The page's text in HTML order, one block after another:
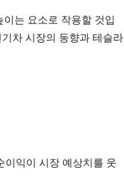
는 요소로 작용할 것입
차 시장의 동향과 테슬라
익이 시장 예상치를 웃